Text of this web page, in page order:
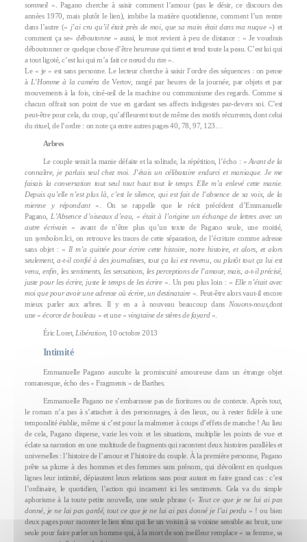
sommeil». Pagano cherche à saisir comment l’amour (pas le désir, ce discours des
années 1970, mais plutôt le lien), imbibe la matière quotidienne, comment l’un rentre
dans l’autre (« j’ai cru qu’il était près de moi, que sa main était dans ma nuque») et
comment ça se« déboutonne» aussi, le mot revient à peu de distance : « Je voudrais
déboutonner ce quelque chose d’être heureuse qui tient et tend toute la peau. C’est lui qui
a tout ligoté, c’est lui qui m’a fait ce nœud du rire ».
Le « je » est sans personne. Le lecteur cherche à saisir l’ordre des séquences : on pense
à L’Homme à la caméra de Vertov, rangé par heures de la journée, par objets et par
mouvements à la fois, ciné-œil de la machine ou communisme des regards. Comme si
chacun offrait son point de vue en gardant ses affects indigestes par-devers soi. C’est
peut-être pour cela, du coup, qu’affleurent tout de même des motifs récurrents, dont celui
du rituel, de l’ordre : on note ça entre autres pages 40, 78, 97, 123…
Arbres
Le couple serait la manie défaite et la solitude, la répétition, l’écho : «Avant de la
connaître, je parlais seul chez moi. J’étais un célibataire endurci et maniaque. Je me
faisais la conversation tout seul tout haut tout le temps. Elle m’a enlevé cette manie.
Depuis qu’elle n’est plus là, c’est le silence, qui est fait de l’absence de sa voix, de la
mienne y répondant». On se rappelle que le récit précédent d’Emmanuelle
Pagano, L’Absence d’oiseaux d’eau , «était à l’origine un échange de lettres avec un
autre écrivain » avant de n’être plus qu’un texte de Pagano seule, une moitié,
un symbolon .Ici, on retrouve les traces de cette séparation, de l’écriture comme adresse
sans objet : « Il m’a quittée pour écrire cette histoire, notre histoire, et alors, et alors
seulement, a-t-il confié à des journalistes, tout ça lui est revenu, ou plutôt tout ça lui est
venu, enfin, les sentiments, les sensations, les perceptions de l’amour, mais, a-t-il précisé,
juste pour les écrire, juste le temps de les écrire ». Un peu plus loin : « Elle n’était avec
moi que pour avoir une adresse où écrire, un destinataire ». Peut-être alors vaut-il encore
mieux parler aux arbres. Il y en a à nouveau beaucoup dans Nouons-nous,dont
une «écorce de bouleau » et une « vingtaine de stères de fayard ».
Éric Loret, Libération , 10 octobre 2013
Intimité
Emmanuelle Pagano ausculte la promiscuité amoureuse dans un étrange objet
romanesque, écho des « Fragments » de Barthes.
Emmanuelle Pagano ne s’embarrasse pas de fioritures ou de contexte. Après tout,
le roman n’a pas à s’attacher à des personnages, à des lieux, ou à rester fidèle à une
temporalité établie, même si c’est pour la malmener à coups d’effets de manche ! Au lieu
de cela, Pagano disperse, varie les voix et les situations, multiplie les points de vue et
éclate sa narration en une multitude de fragments qui racontent deux histoires parallèles et
universelles : l’histoire de l’amour et l’histoire du couple. À la première personne, Pagano
prête sa plume à des hommes et des femmes sans prénom, qui dévoilent en quelques
lignes leur intimité, dépiautent leurs relations sans pour autant en faire grand cas : c’est
l’ordinaire, le quotidien, l’action qui incarnent ici les sentiments. Cela va du simple
aphorisme à la toute petite nouvelle, une seule phrase (« Tout ce que je ne lui ai pas
donné, je ne lai pas gardé, tout ce que je ne lui ai pas donné je l’ai perdu » ! ou bien
deux pages pour raconter le lien ténu qui lie un voisin à sa voisine sensible au bruit, une
seule pour faire parler un homme qui, à la mort de son meilleur remplace « sa femme, sa